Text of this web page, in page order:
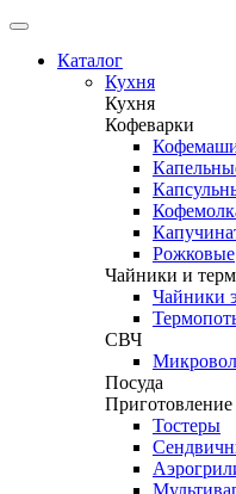
Каталог
Кухня
Кухня
Кофеварки
Рожковые
Чайники и
Чайники
СВЧ
Посуда
Приготовление
Тостеры